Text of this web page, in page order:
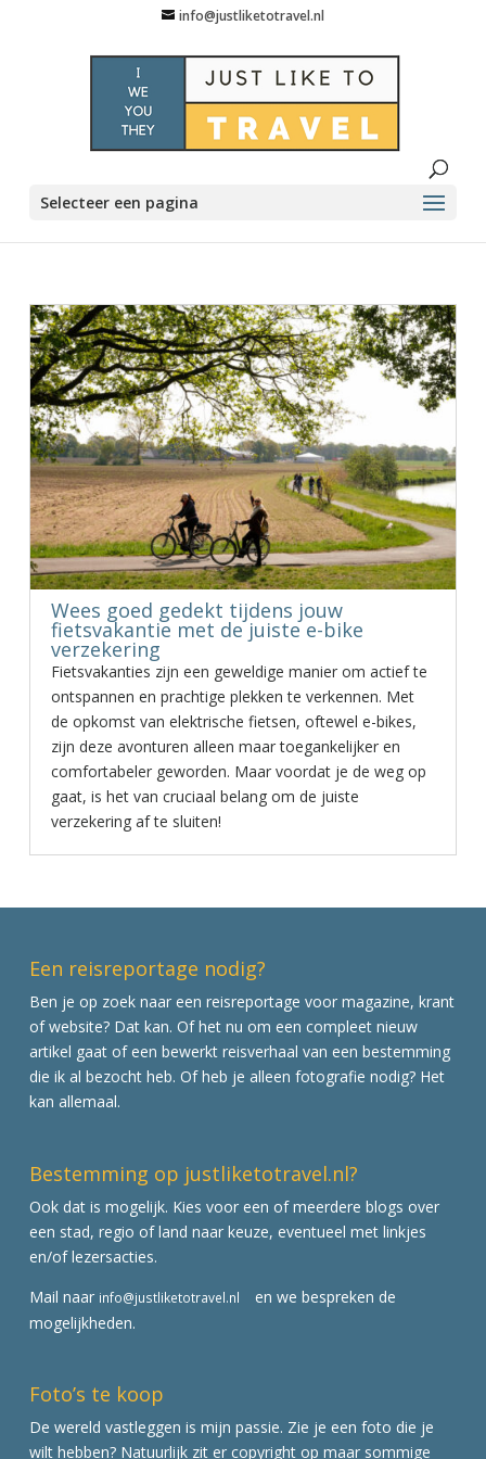
info@justliketotravel.nl
Selecteer een pagina
Wees goed gedekt tijdens jouw
fietsvakantie met de juiste e-bike
verzekering
Fietsvakanties zijn een geweldige manier om actief te
ontspannen en prachtige plekken te verkennen. Met
de opkomst van elektrische fietsen, oftewel e-bikes,
zijn deze avonturen alleen maar toegankelijker en
comfortabeler geworden. Maar voordat je de weg op
gaat, is het van cruciaal belang om de juiste
verzekering af te sluiten!
Een reisreportage nodig?
Ben je op zoek naar een reisreportage voor magazine, krant
of website? Dat kan. Of het nu om een compleet nieuw
artikel gaat of een bewerkt reisverhaal van een bestemming
die ik al bezocht heb. Of heb je alleen fotografie nodig? Het
kan allemaal.
Bestemming op justliketotravel.nl?
Ook dat is mogelijk. Kies voor een of meerdere blogs over
een stad, regio of land naar keuze, eventueel met linkjes
en/of lezersacties.
Mail naar info@justliketotravel.nl
en we bespreken de
mogelijkheden.
Foto’s te koop
De wereld vastleggen is mijn passie. Zie je een foto die je
wilt hebben? Natuurlijk zit er copyright op maar sommige